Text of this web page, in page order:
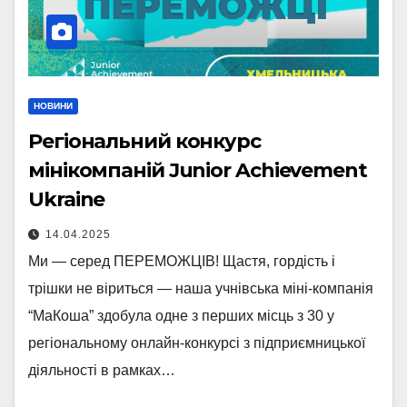
НОВИНИ
Регіональний конкурс
мінікомпаній Junior Achievement
Ukraine
14.04.2025
Ми — серед ПЕРЕМОЖЦІВ! Щастя, гордість і
трішки не віриться — наша учнівська міні-компанія
“МаКоша” здобула одне з перших місць з 30 у
регіональному онлайн-конкурсі з підприємницької
діяльності в рамках…